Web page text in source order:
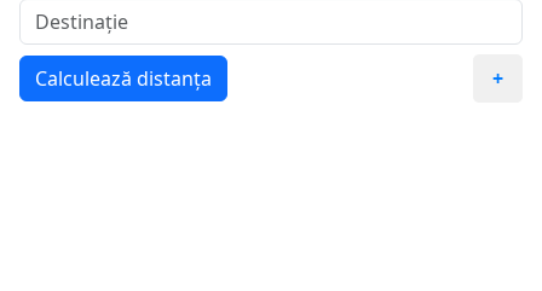
Calculează distanța +